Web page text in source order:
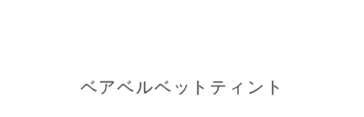
ベアベルベットティント